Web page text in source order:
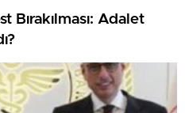
Bırakılması: Adalet